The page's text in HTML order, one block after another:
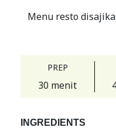
Menu resto
PREP
30 menit
INGREDIENTS